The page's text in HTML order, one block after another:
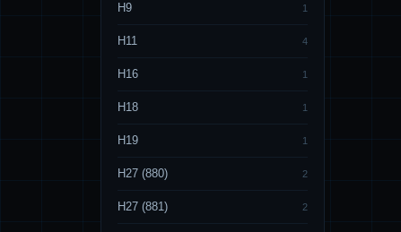
H9 1
H11 4
H16 1
H18 1
H19 1
H27 (880) 2
H27 (881) 2